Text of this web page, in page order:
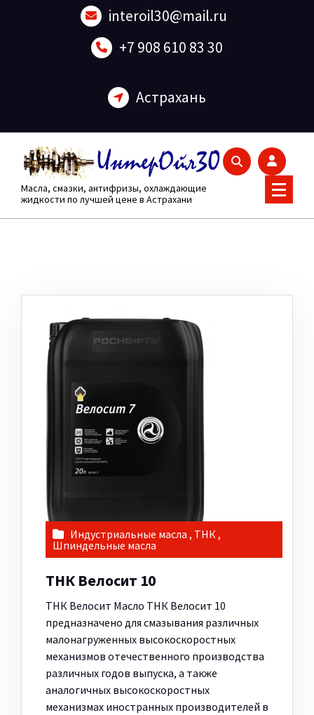
interoil30@mail.ru
+7 908 610 83 30
Астрахань
Масла, смазки, антифризы, охлаждающие
жидкости по лучшей цене в Астрахани
Индустриальные масла , ТНК,
Шпиндельные масла
ТНК Велосит 10
ТНК Велосит Масло ТНК Велосит 10
предназначено для смазывания различных
малонагруженных высокоскоростных
механизмов отечественного производства
различных годов выпуска, а также
аналогичных высокоскоростных
механизмах иностранных производителей в